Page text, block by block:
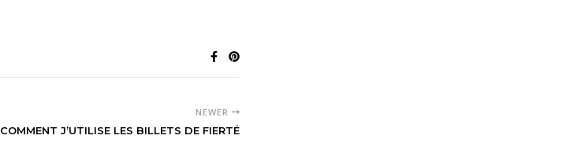
NEWER
COMMENT J’UTILISE LES BILLETS DE FIERTÉ